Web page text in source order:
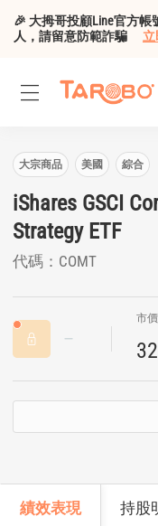
🎉 大拇哥投顧Line官方帳
人，請留意防範詐騙
大宗商品 美國 綜合
iShares GSCI
Strategy ETF
代碼：COMT
市價
績效表現 持股